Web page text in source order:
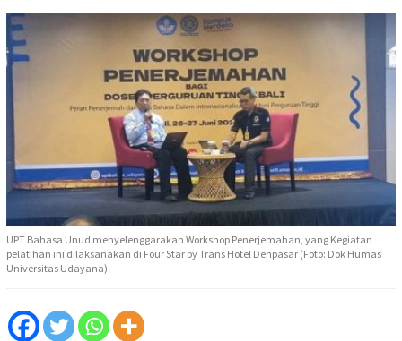
UPT Bahasa Unud menyelenggarakan Workshop Penerjemahan, yang Kegiatan
pelatihan ini dilaksanakan di Four Star by Trans Hotel Denpasar (Foto: Dok Humas
Universitas Udayana)